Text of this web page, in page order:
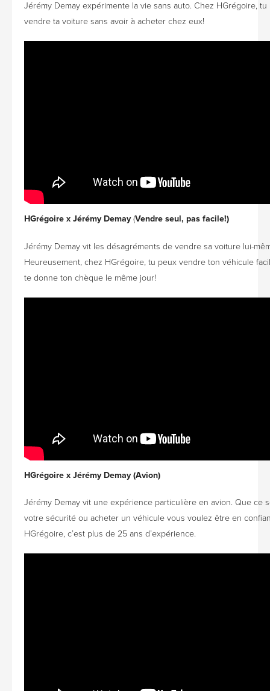
Jérémy Demay expérimente la vie sans auto. Chez HGrégoire, tu
vendre ta voiture sans avoir à acheter chez eux!
HGrégoire x Jérémy Demay(Vendre seul, pas facile!)
Jérémy Demay vit les désagréments de vendre sa voiture lui-
Heureusement, chez HGrégoire, tu peux vendre ton véhicule
te donne ton chèque le même jour!
HGrégoire x Jérémy Demay (Avion)
Jérémy Demay vit une expérience particulière en avion. Que ce
votre sécurité ou acheter un véhicule vous voulez être en
HGrégoire, c’est plus de 25 ans d’expérience.